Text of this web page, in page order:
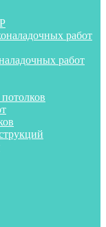
работ
работ